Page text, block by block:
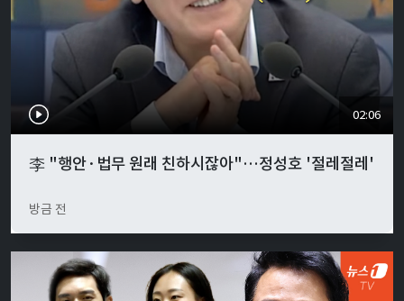
02:06
李 "행안·법무 원래 친하시잖아"…정성호 '절레절레'
방금 전